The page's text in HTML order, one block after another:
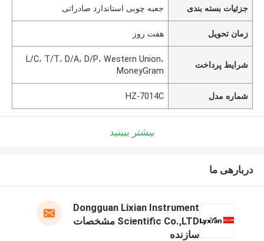
جزئیات بسته بندی جعبه چوبی استاندارد صادراتی
زمان تحویل هفت روز
شرایط پرداخت
L/C، T/T، D/A، D/P، Western Union،
MoneyGram
شماره مدل HZ-7014C
بیشتر ببینید
دربارهی ما
Dongguan Lixian Instrument
Scientific Co.,LTD مشخصات
سازنده